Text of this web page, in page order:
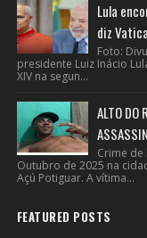
Lula
diz
Foto:
presidente Luiz Inácio
XIV na segun...
ALTO DO
Crime
Outubro de 2025 na
Açú Potiguar. A vítima...
FEATURED POSTS